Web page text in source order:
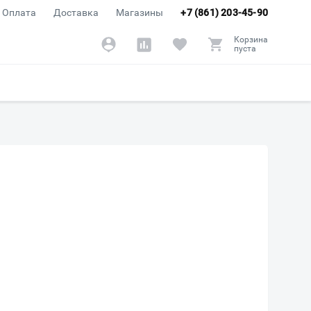
+7 (861) 203-45-90
Оплата Доставка Магазины
Корзина
пуста